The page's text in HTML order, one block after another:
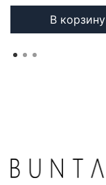
В корзину